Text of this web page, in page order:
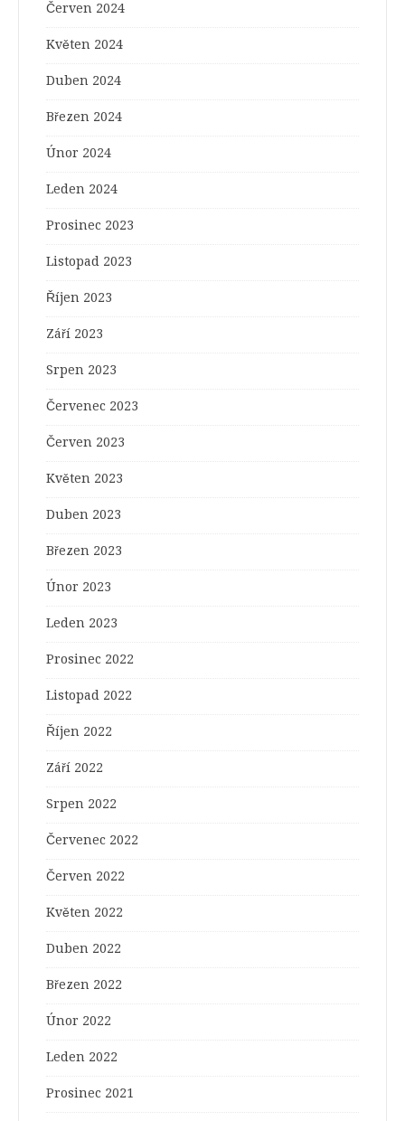
Červen 2024
Květen 2024
Duben 2024
Březen 2024
Únor 2024
Leden 2024
Prosinec 2023
Listopad 2023
Říjen 2023
Září 2023
Srpen 2023
Červenec 2023
Červen 2023
Květen 2023
Duben 2023
Březen 2023
Únor 2023
Leden 2023
Prosinec 2022
Listopad 2022
Říjen 2022
Září 2022
Srpen 2022
Červenec 2022
Červen 2022
Květen 2022
Duben 2022
Březen 2022
Únor 2022
Leden 2022
Prosinec 2021